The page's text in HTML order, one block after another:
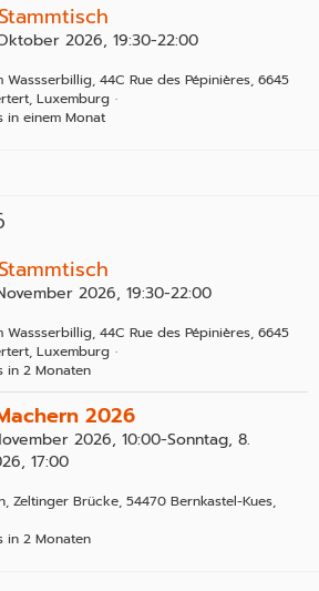
2026, 19:30-22:00
44C Rue des Pépinières, 6645
Luxemburg
in einem Monat
2026, 19:30-22:00
44C Rue des Pépinières, 6645
Luxemburg
in 2 Monaten
2026
2026, 10:00-Sonntag, 8.
17:00
Zeltinger Brücke, 54470 Bernkastel-Kues,
in 2 Monaten